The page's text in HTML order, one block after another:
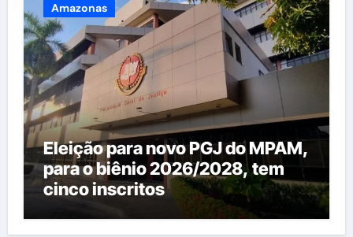
Amazonas
Eleição para novo PGJ do MPAM,
para o biênio 2026/2028, tem
cinco inscritos